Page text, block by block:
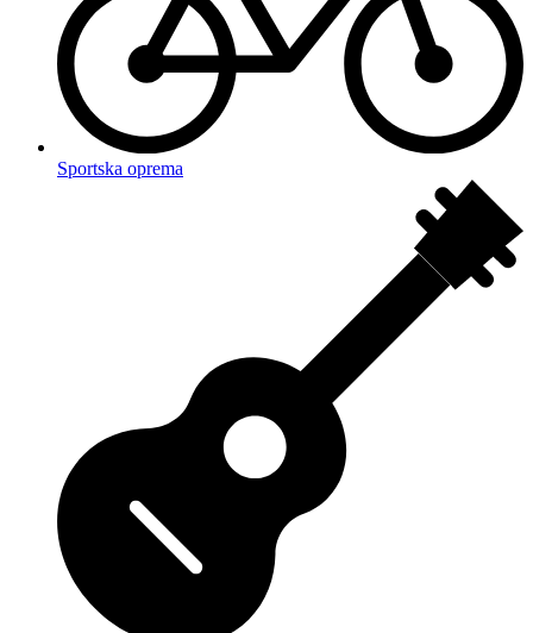
Sportska oprema